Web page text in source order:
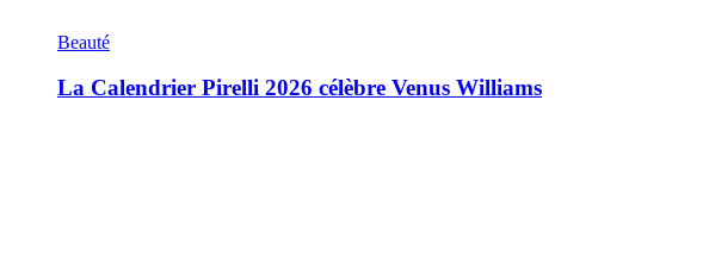
Beauté
La Calendrier Pirelli 2026 célèbre Venus Williams